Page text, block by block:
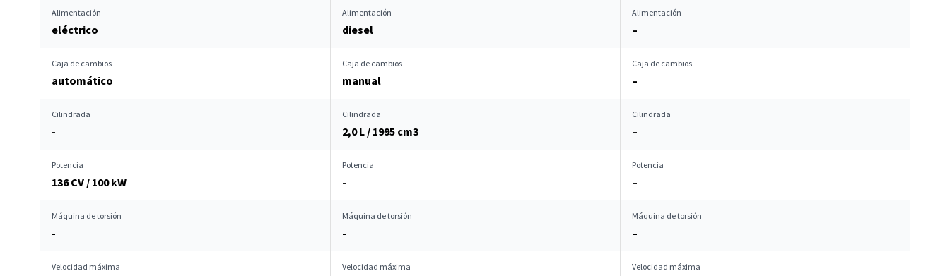
Alimentación
eléctrico
Alimentación
diesel
Alimentación
–
Caja de cambios
automático
Caja de cambios
manual
Caja de cambios
–
Cilindrada
-
Cilindrada
2,0 L / 1995 cm3
Cilindrada
–
Potencia
136 CV / 100 kW
Potencia
-
Potencia
–
Máquina de torsión
-
Máquina de torsión
-
Máquina de torsión
–
Velocidad máxima Velocidad máxima Velocidad máxima